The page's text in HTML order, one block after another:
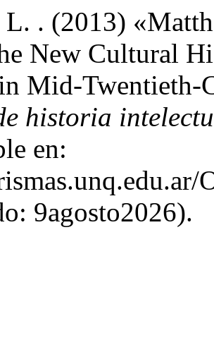
. (2013)
New Cultural
Mid-Twentieth-
historia
en:
9agosto2026).